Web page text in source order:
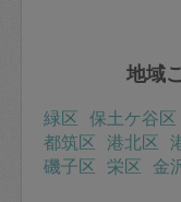
地域
緑区 保土ケ谷区
都筑区 港北区
磯子区 栄区 金